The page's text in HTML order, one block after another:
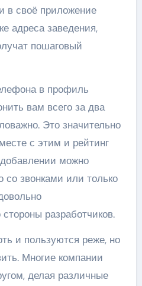
в своё приложение
адреса заведения,
пошаговый
в профиль
вам всего за два
Это значительно
с этим и рейтинг
можно
со звонками или только
разработчиков.
и пользуются реже, но
Многие компании
делая различные